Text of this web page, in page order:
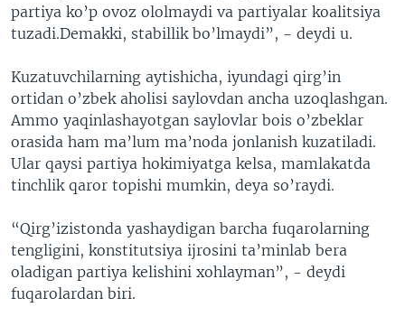
partiya ko’p ovoz ololmaydi va partiyalar koalitsiya
tuzadi.Demakki, stabillik bo’lmaydi”, - deydi u.
Kuzatuvchilarning aytishicha, iyundagi qirg’in
ortidan o’zbek aholisi saylovdan ancha uzoqlashgan.
Ammo yaqinlashayotgan saylovlar bois o’zbeklar
orasida ham ma’lum ma’noda jonlanish kuzatiladi.
Ular qaysi partiya hokimiyatga kelsa, mamlakatda
tinchlik qaror topishi mumkin, deya so’raydi.
“Qirg’izistonda yashaydigan barcha fuqarolarning
tengligini, konstitutsiya ijrosini ta’minlab bera
oladigan partiya kelishini xohlayman”, - deydi
fuqarolardan biri.